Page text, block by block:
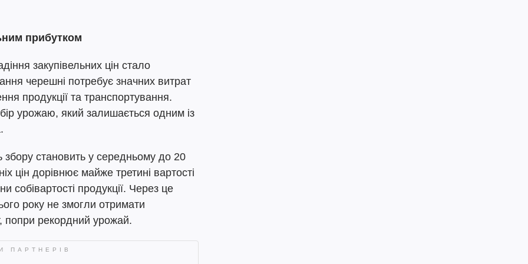
прибутком
закупівельних цін стало
черешні потребує значних витрат
продукції та транспортування.
урожаю, який залишається одним із
становить у середньому до 20
цін дорівнює майже третині вартості
собівартості продукції. Через це
року не змогли отримати
попри рекордний урожай.